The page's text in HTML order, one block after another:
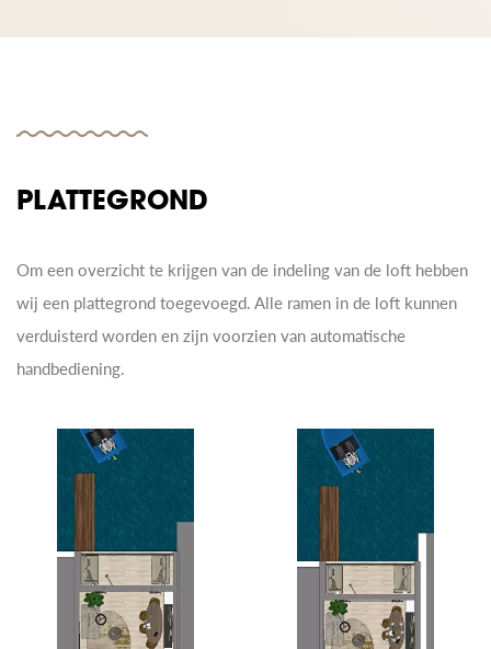
PLATTEGROND
Om een overzicht te krijgen van de indeling van de loft hebben
wij een plattegrond toegevoegd. Alle ramen in de loft kunnen
verduisterd worden en zijn voorzien van automatische
handbediening.